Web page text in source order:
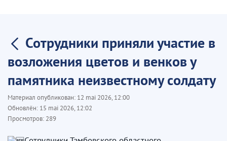
Сотрудники приняли участие в
возложения цветов и венков у
памятника неизвестному солдату
Материал опубликован: 12 mai 2026, 12:00
Обновлён: 15 mai 2026, 12:02
Просмотров: 289